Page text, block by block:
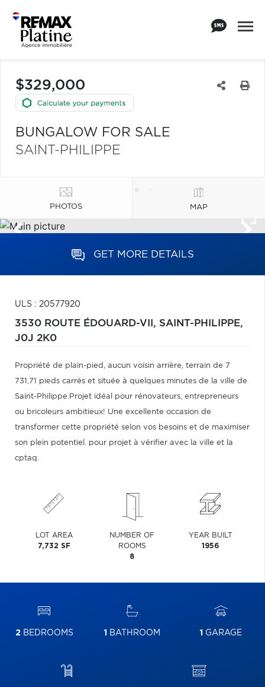
$329,000
BUNGALOW FOR SALE
SAINT-PHILIPPE
PHOTOS MAP
GET MORE DETAILS
ULS : 20577920
3530 ROUTE ÉDOUARD-VII, SAINT-PHILIPPE,
J0J 2K0
Propriété de plain-pied, aucun voisin arrière, terrain de 7
731,71 pieds carrés et située à quelques minutes de la ville de
Saint-Philippe.Projet idéal pour rénovateurs, entrepreneurs
ou bricoleurs ambitieux! Une excellente occasion de
transformer cette propriété selon vos besoins et de maximiser
son plein potentiel. pour projet à vérifier avec la ville et la
cptaq.
LOT AREA
7,732 SF
NUMBER OF
ROOMS
8
YEAR BUILT
1956
2BEDROOMS 1 BATHROOM 1 GARAGE